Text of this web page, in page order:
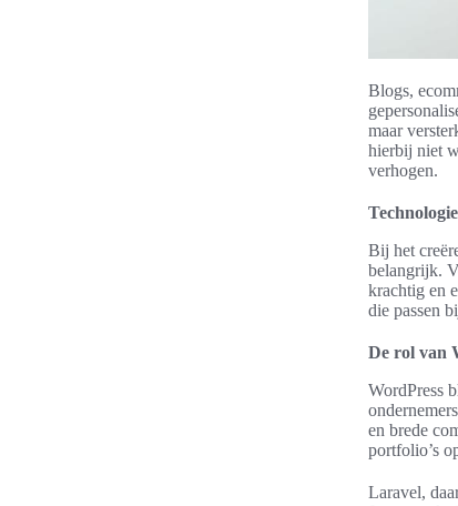
Blogs,
maar
hierbij niet
verhogen.
Bij het
belangrijk.
krachtig en
die passen
De rol van
WordPress
en brede
portfolio’s
Laravel,